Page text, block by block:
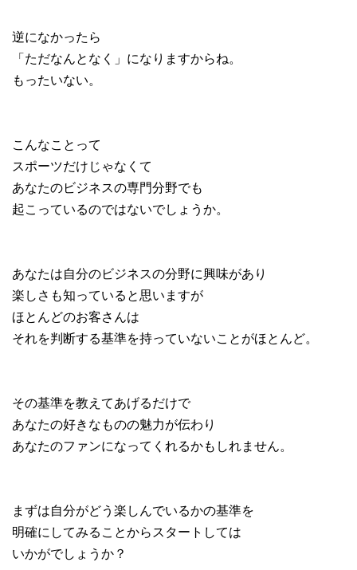
逆になかったら
「ただなんとなく」になりますからね。
もったいない。
こんなことって
スポーツだけじゃなくて
あなたのビジネスの専門分野でも
起こっているのではないでしょうか。
あなたは自分のビジネスの分野に興味があり
楽しさも知っていると思いますが
ほとんどのお客さんは
それを判断する基準を持っていないことがほとんど。
その基準を教えてあげるだけで
あなたの好きなものの魅力が伝わり
あなたのファンになってくれるかもしれません。
まずは自分がどう楽しんでいるかの基準を
明確にしてみることからスタートしては
いかがでしょうか？